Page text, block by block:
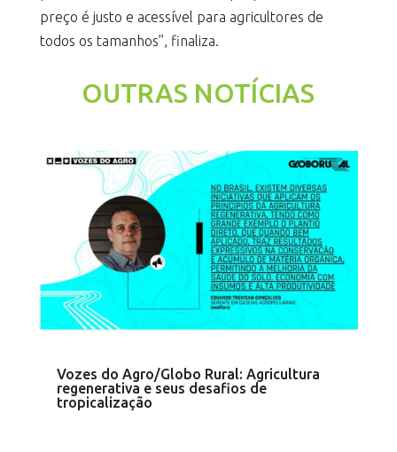
preço é justo e acessível para agricultores de
todos os tamanhos”, finaliza.
OUTRAS NOTÍCIAS
Vozes do Agro/Globo Rural: Agricultura
regenerativa e seus desafios de
tropicalização